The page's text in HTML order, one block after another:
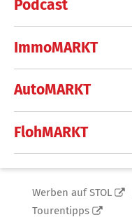
Podcast
ImmoMARKT
AutoMARKT
FlohMARKT
Werben auf STOL
Tourentipps